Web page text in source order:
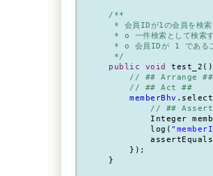
/**
     * 会員IDが1の会員を検索
* o 一件検索として検索
* o 会員IDが 1 である
     */
public void
// ## Arrange ##
// ## Act ##
memberBhv
// ##
Integer
            log(
        });
    }